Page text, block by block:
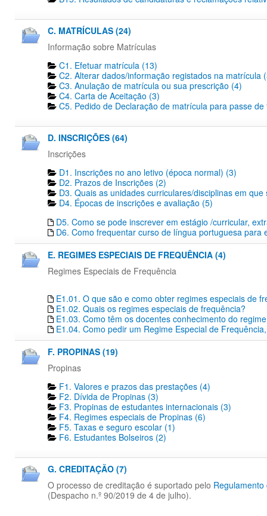
C. MATRÍCULAS (24)
Informação sobre Matrículas
C1. Efetuar matrícula (13)
C2. Alterar dados/informação registados na matrícula
C3. Anulação de matrícula ou sua prescrição (4)
C4. Carta de Aceitação (3)
C5. Pedido de Declaração de matrícula para passe
D. INSCRIÇÕES (64)
Inscrições
D1. Inscrições no ano letivo (época normal) (3)
D2. Prazos de Inscrições (2)
D3. Quais as unidades curriculares/disciplinas em
D4. Épocas de inscrições e avaliação (5)
D5. Como se pode inscrever em estágio /curricular,
D6. Como frequentar curso de língua portuguesa para
E. REGIMES ESPECIAIS DE FREQUÊNCIA (4)
Regimes Especiais de Frequência
E1.01. O que são e como obter regimes especiais de
E1.02. Quais os regimes especiais de frequência?
E1.03. Como têm os docentes conhecimento do
E1.04. Como pedir um Regime Especial de
F. PROPINAS (19)
Propinas
F1. Valores e prazos das prestações (4)
F2. Dívida de Propinas (3)
F3. Propinas de estudantes internacionais (3)
F4. Regimes especiais de Propinas (6)
F5. Taxas e seguro escolar (1)
F6. Estudantes Bolseiros (2)
G. CREDITAÇÃO (7)
O processo de creditação é suportado pelo
(Despacho n.º 90/2019 de 4 de julho).